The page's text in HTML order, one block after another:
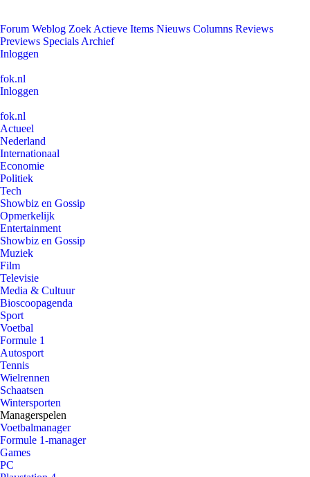
Forum Weblog Zoek Actieve Items Nieuws Columns Reviews
Previews Specials Archief
Inloggen
fok.nl
Inloggen
fok.nl
Actueel
Nederland
Internationaal
Economie
Politiek
Tech
Showbiz en Gossip
Opmerkelijk
Entertainment
Showbiz en Gossip
Muziek
Film
Televisie
Media & Cultuur
Bioscoopagenda
Sport
Voetbal
Formule 1
Autosport
Tennis
Wielrennen
Schaatsen
Wintersporten
Managerspelen
Voetbalmanager
Formule 1-manager
Games
PC